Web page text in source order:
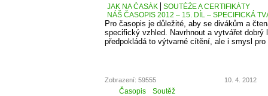
JAK NA ČASÁK
SOUTĚŽE A CERTIFIKÁTY
NÁŠ ČASOPIS 2012 – 15. DÍL – SPECIFICKÁ
Pro časopis je důležité, aby se divákům a
specifický vzhled. Navrhnout a vytvářet dobrý
předpokládá to výtvarné cítění, ale i smysl pro
Zobrazení: 59555 10. 4. 2012
Časopis Soutěž